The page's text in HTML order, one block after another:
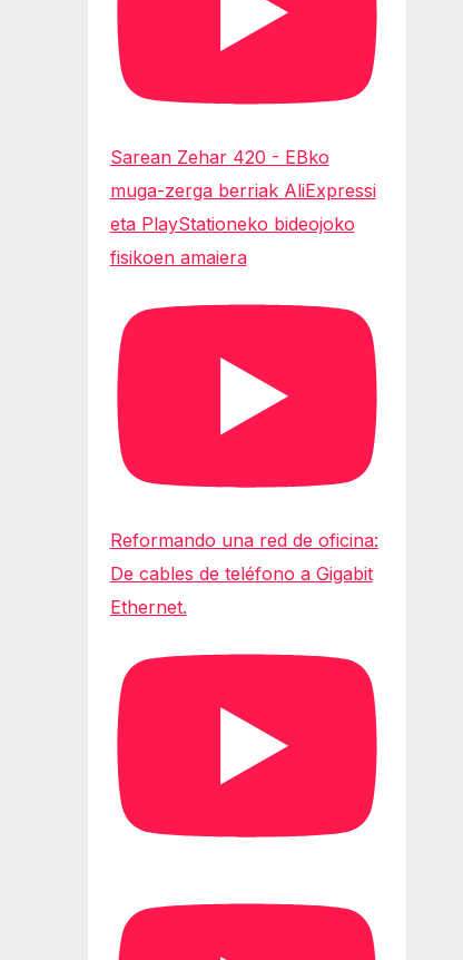
Sarean Zehar 420 - EBko
muga-zerga berriak AliExpressi
eta PlayStationeko bideojoko
fisikoen amaiera
Reformando una red de oficina:
De cables de teléfono a Gigabit
Ethernet.